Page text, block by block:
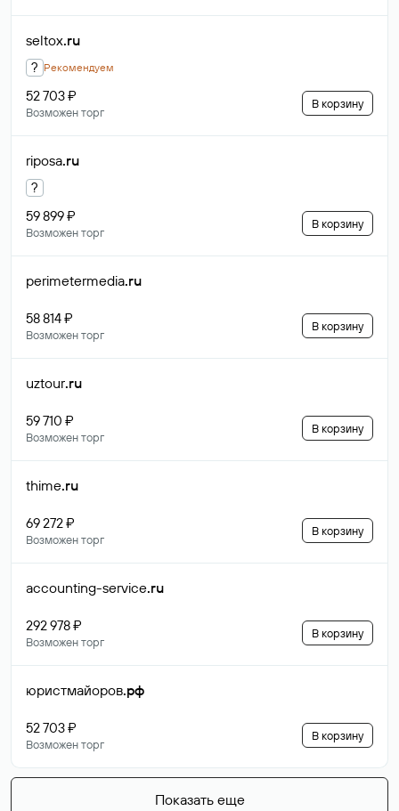
seltox.ru
? Рекомендуем
52 703 ₽
Возможен торг
В корзину
riposa.ru
?
59 899 ₽
Возможен торг
В корзину
perimetermedia.ru
58 814 ₽
Возможен торг
В корзину
uztour.ru
59 710 ₽
Возможен торг
В корзину
thime.ru
69 272 ₽
Возможен торг
В корзину
accounting-service.ru
292 978 ₽
Возможен торг
В корзину
юристмайоров.рф
52 703 ₽
Возможен торг
В корзину
Показать еще